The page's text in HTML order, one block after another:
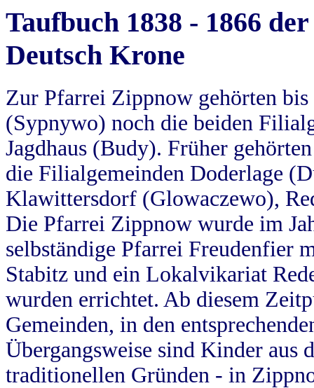
Taufbuch 1838 - 1866
Deutsch Krone
Zur Pfarrei Zippnow gehörten
(Sypnywo) noch die beiden
Jagdhaus (Budy). Früher
die Filialgemeinden Doderlage
Klawittersdorf (Glowaczewo),
Die Pfarrei Zippnow wurde im
selbständige Pfarrei Freudenfier
Stabitz und ein Lokalvikariat
wurden errichtet. Ab diesem
Gemeinden, in den
Übergangsweise sind Kinder aus
traditionellen Gründen - in